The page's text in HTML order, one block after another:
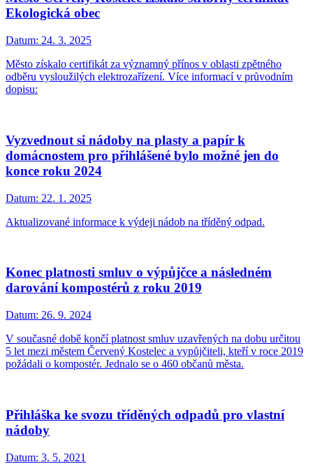
Ekologická obec
Datum: 24. 3. 2025
Město získalo certifikát za významný přínos v oblasti zpětného
odběru vysloužilých elektrozařízení. Více informací v průvodním
dopisu:
Vyzvednout si nádoby na plasty a papír k
domácnostem pro přihlášené bylo možné jen do
konce roku 2024
Datum: 22. 1. 2025
Aktualizované informace k výdeji nádob na tříděný odpad.
Konec platnosti smluv o výpůjčce a následném
darování kompostérů z roku 2019
Datum: 26. 9. 2024
V současné době končí platnost smluv uzavřených na dobu určitou
5 let mezi městem Červený Kostelec a vypůjčiteli, kteří v roce 2019
požádali o kompostér. Jednalo se o 460 občanů města.
Přihláška ke svozu tříděných odpadů pro vlastní
nádoby
Datum: 3. 5. 2021